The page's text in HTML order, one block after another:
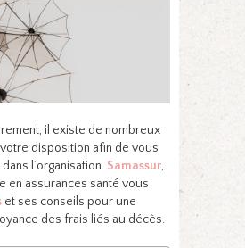
il existe de nombreux
disposition afin de vous
l’organisation. Samassur,
en assurances santé vous
et ses conseils pour une
des frais liés au décès.